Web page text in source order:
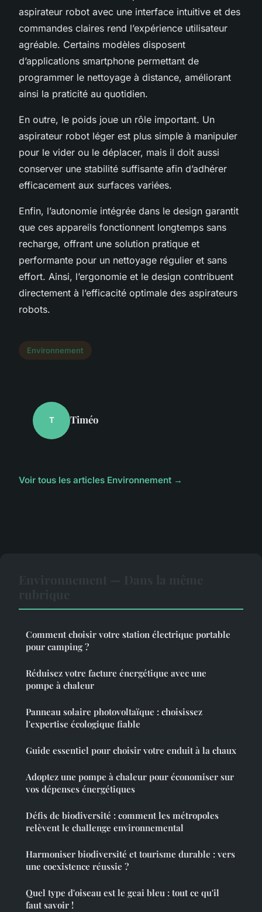
aspirateur robot avec une interface intuitive et des
commandes claires rend l’expérience utilisateur
agréable. Certains modèles disposent
d’applications smartphone permettant de
programmer le nettoyage à distance, améliorant
ainsi la praticité au quotidien.
En outre, le poids joue un rôle important. Un
aspirateur robot léger est plus simple à manipuler
pour le vider ou le déplacer, mais il doit aussi
conserver une stabilité suffisante afin d’adhérer
efficacement aux surfaces variées.
Enfin, l’autonomie intégrée dans le design garantit
que ces appareils fonctionnent longtemps sans
recharge, offrant une solution pratique et
performante pour un nettoyage régulier et sans
effort. Ainsi, l’ergonomie et le design contribuent
directement à l’efficacité optimale des aspirateurs
robots.
Environnement
T Timéo
Voir tous les articles Environnement →
Comment choisir votre station électrique portable
pour camping ?
Réduisez votre facture énergétique avec une
pompe à chaleur
Panneau solaire photovoltaïque : choisissez
l'expertise écologique fiable
Guide essentiel pour choisir votre enduit à la chaux
Adoptez une pompe à chaleur pour économiser sur
vos dépenses énergétiques
Défis de biodiversité : comment les métropoles
relèvent le challenge environnemental
Harmoniser biodiversité et tourisme durable : vers
une coexistence réussie ?
Quel type d'oiseau est le geai bleu : tout ce qu'il
faut savoir !